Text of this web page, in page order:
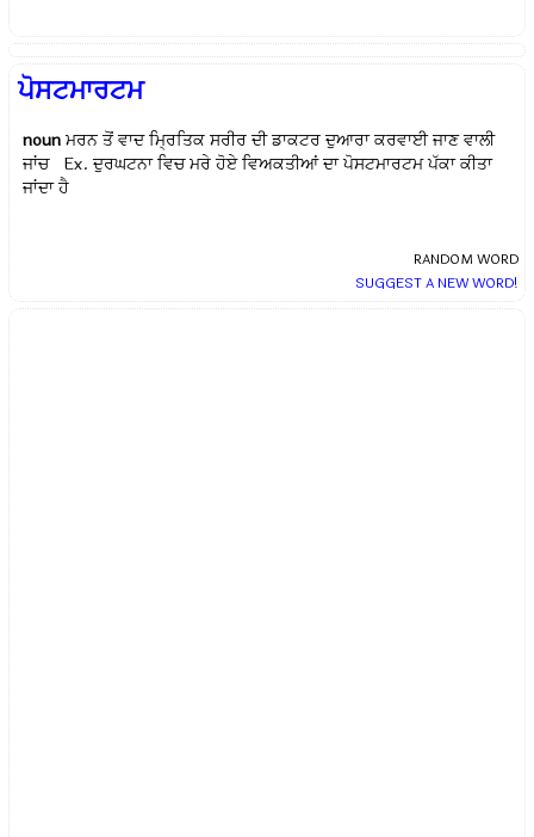
ਪੋਸਟਮਾਰਟਮ
noun ਮਰਨ ਤੋਂ ਵਾਦ ਮ੍ਰਿਤਿਕ ਸਰੀਰ ਦੀ ਡਾਕਟਰ ਦੁਆਰਾ ਕਰਵਾਈ ਜਾਣ ਵਾਲੀ
ਜਾਂਚ Ex.ਦੁਰਘਟਨਾ ਵਿਚ ਮਰੇ ਹੋਏ ਵਿਅਕਤੀਆਂ ਦਾ ਪੋਸਟਮਾਰਟਮ ਪੱਕਾ ਕੀਤਾ
ਜਾਂਦਾ ਹੈ
RANDOM WORD
SUGGEST A NEW WORD!